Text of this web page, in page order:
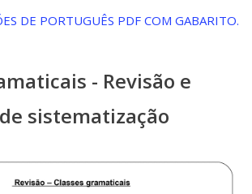
DE PORTUGUÊS PDF COM GABARITO.
- Revisão e
sistematização